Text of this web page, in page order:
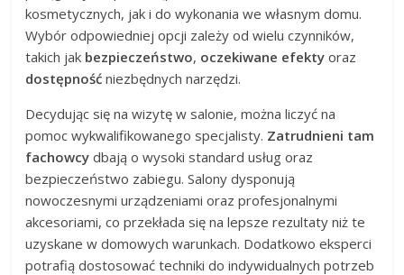
kosmetycznych, jak i do wykonania we własnym domu.
Wybór odpowiedniej opcji zależy od wielu czynników,
takich jak bezpieczeństwo, oczekiwane efekty oraz
dostępność niezbędnych narzędzi.
Decydując się na wizytę w salonie, można liczyć na
pomoc wykwalifikowanego specjalisty. Zatrudnieni tam
fachowcy dbają o wysoki standard usług oraz
bezpieczeństwo zabiegu. Salony dysponują
nowoczesnymi urządzeniami oraz profesjonalnymi
akcesoriami, co przekłada się na lepsze rezultaty niż te
uzyskane w domowych warunkach. Dodatkowo eksperci
potrafią dostosować techniki do indywidualnych potrzeb